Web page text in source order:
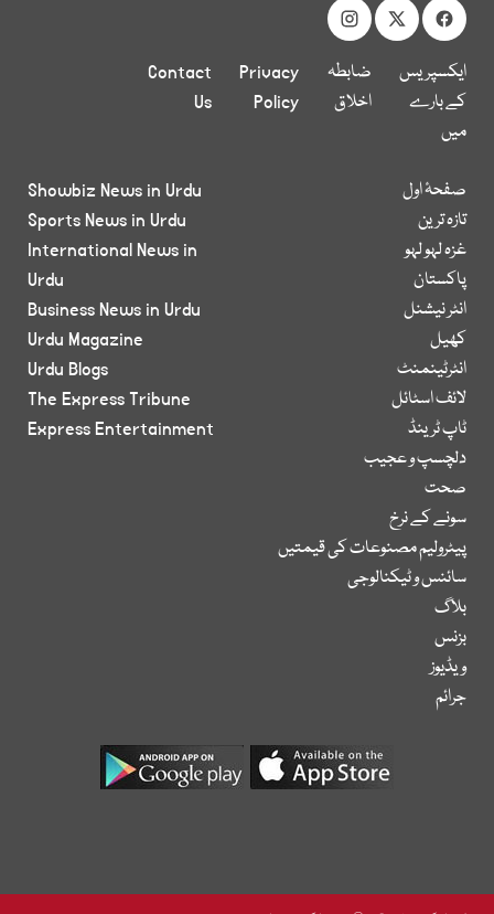
ایکسپریس
کے بارے
میں
ضابطہ
اخلاق
Privacy
Policy
Contact
Us
صفحۂ اول
تازہ ترین
غزہ لہو لہو
پاکستان
انٹر نیشنل
کھیل
انٹرٹینمنٹ
لائف اسٹائل
ٹاپ ٹرینڈ
دلچسپ و عجیب
صحت
سونے کے نرخ
پیٹرولیم مصنوعات کی قیمتیں
سائنس و ٹیکنالوجی
بلاگ
بزنس
ویڈیوز
جرائم
Showbiz News in Urdu
Sports News in Urdu
International News in
Urdu
Business News in Urdu
Urdu Magazine
Urdu Blogs
The Express Tribune
Express Entertainment